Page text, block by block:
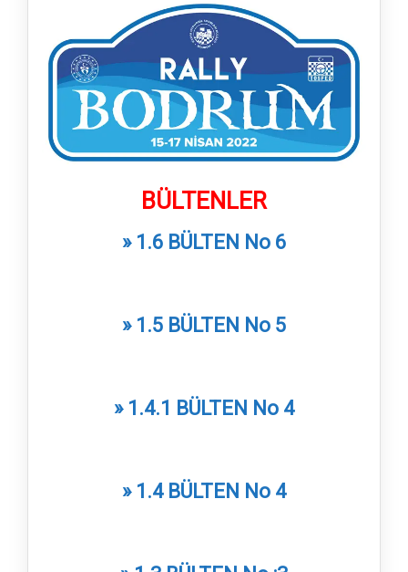
BÜLTENLER
» 1.6 BÜLTEN No 6
» 1.5 BÜLTEN No 5
» 1.4.1 BÜLTEN No 4
» 1.4 BÜLTEN No 4